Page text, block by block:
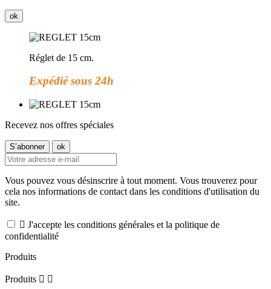
ok
Réglet de 15 cm.
Expédié sous 24h
Recevez nos offres spéciales
Vous pouvez vous désinscrire à tout moment. Vous trouverez pour
cela nos informations de contact dans les conditions d'utilisation du
site.
 J'accepte les conditions générales et la politique de
confidentialité
Produits
Produits  